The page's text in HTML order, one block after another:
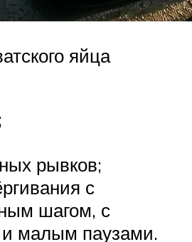
яйца
рывков;
с
шагом, с
малым паузами.